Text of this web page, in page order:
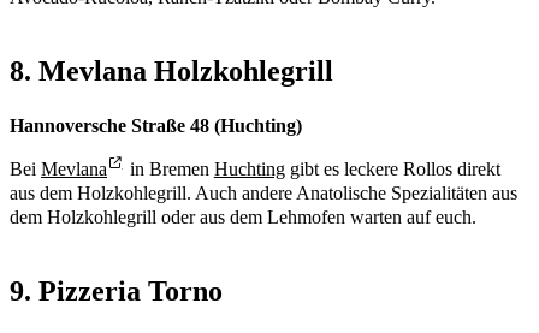
8. Mevlana Holzkohlegrill
Hannoversche Straße 48 (Huchting)
Bei Mevlana in Bremen Huchtinggibt es leckere Rollos direkt
aus dem Holzkohlegrill. Auch andere Anatolische Spezialitäten aus
dem Holzkohlegrill oder aus dem Lehmofen warten auf euch.
9. Pizzeria Torno